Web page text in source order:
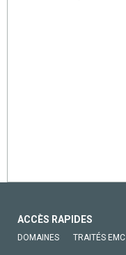
ACCÈS RAPIDES
DOMAINES TRAITÉS EMC